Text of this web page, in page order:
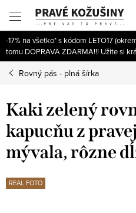
obsah
-17% na všetko* s kódom LETO17
tomu DOPRAVA ZDARMA!!! Užite si
Rovný pás - plná šírka
Kaki zelený
kapucňu z
mývala, rôzne
REAL FOTO